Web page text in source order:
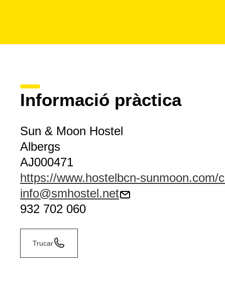
Informació pràctica
Sun & Moon Hostel
Albergs
AJ000471
https://www.hostelbcn-sunmoon.com/
info@smhostel.net
932 702 060
Trucar